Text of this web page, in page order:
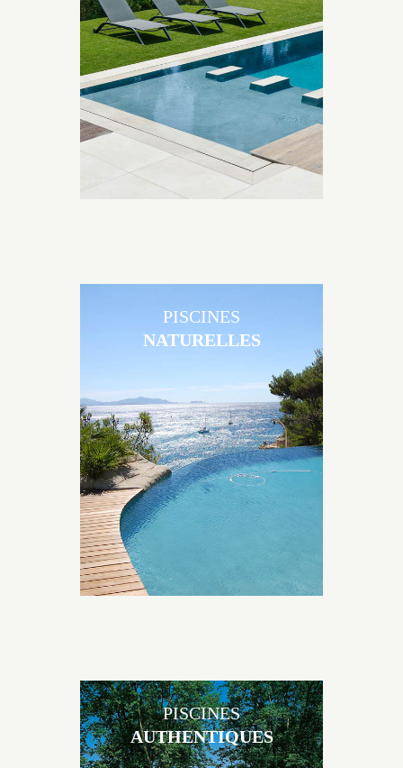
Les piscines en béton contemporaines Jacques
Brens sont uniques grâce au large choix de
matériaux et de revêtements et les nombreuses
options disponibles, miroir, couloir de nage, plage
immergée, débordement.
Les piscines en béton naturelles Jacques Brens sont
originales, elles s’intègrent parfaitement à leur
environnement grâce à un jeu de volume et de
matière sur-mesure conçu par notre bureau d’étude
spécialisé.
PISCINES
NATURELLES
PISCINES
AUTHENTIQUES